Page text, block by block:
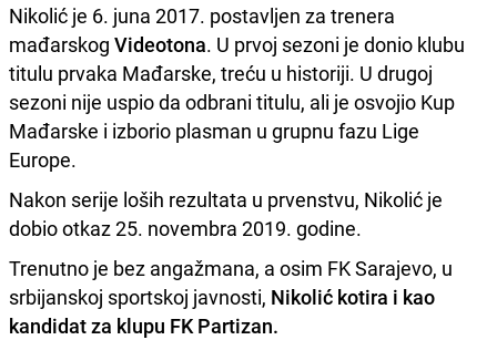
Nikolić je 6. juna 2017. postavljen za trenera
mađarskog Videotona. U prvoj sezoni je donio klubu
titulu prvaka Mađarske, treću u historiji. U drugoj
sezoni nije uspio da odbrani titulu, ali je osvojio Kup
Mađarske i izborio plasman u grupnu fazu Lige
Europe.
Nakon serije loših rezultata u prvenstvu, Nikolić je
dobio otkaz 25. novembra 2019. godine.
Trenutno je bez angažmana, a osim FK Sarajevo, u
srbijanskoj sportskoj javnosti, Nikolić kotira i kao
kandidat za klupu FK Partizan.